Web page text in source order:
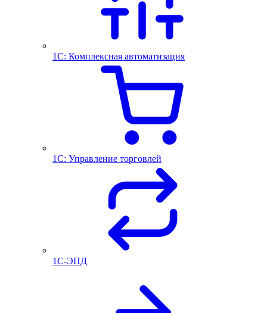
1С: Комплексная автоматизация
1С: Управление торговлей
1С-ЭПД